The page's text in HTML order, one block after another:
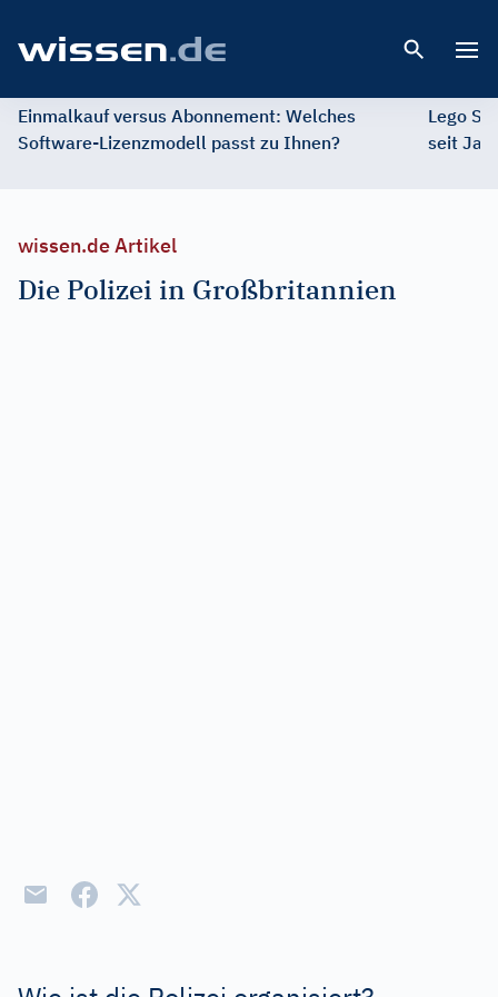
Einmalkauf versus Abonnement: Welches
Software-Lizenzmodell passt zu Ihnen?
Lego
seit
wissen.de Artikel
Die Polizei in Großbritannien